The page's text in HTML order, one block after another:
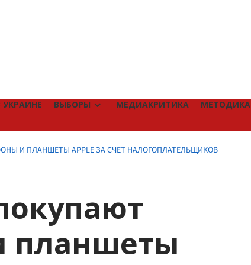
ВЫБОРЫ МЕДИАКРИТИКА МЕТОДИКА
И ПЛАНШЕТЫ APPLE ЗА СЧЕТ НАЛОГОПЛАТЕЛЬЩИКОВ
планшеты